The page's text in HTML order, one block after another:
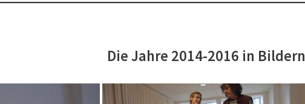
Die Jahre 2014-2016 in Bildern